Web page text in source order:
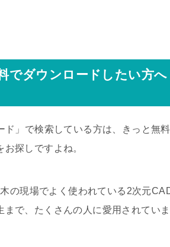
でダウンロードしたい方
ド」で検索している方は、きっと
探しですよね。
の現場でよく使われている2次元
まで、たくさんの人に愛用されていま